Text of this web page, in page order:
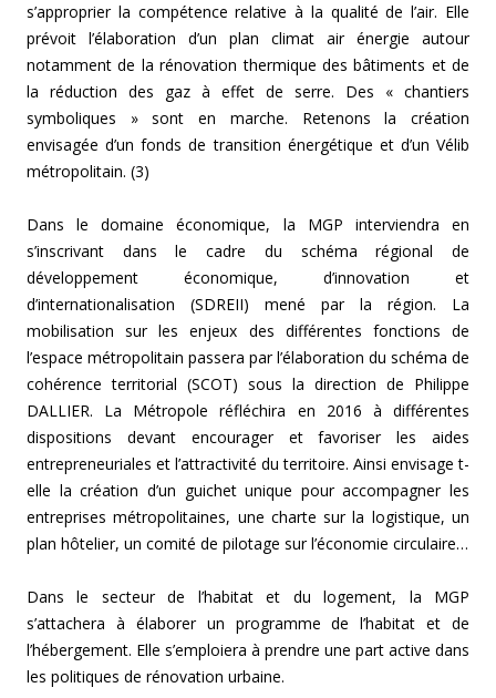
s’approprier la compétence relative à la qualité de l’air. Elle
prévoit l’élaboration d’un plan climat air énergie autour
notamment de la rénovation thermique des bâtiments et de
la réduction des gaz à effet de serre. Des « chantiers
symboliques » sont en marche. Retenons la création
envisagée d’un fonds de transition énergétique et d’un Vélib
métropolitain. (3)
Dans le domaine économique, la MGP interviendra en
s’inscrivant dans le cadre du schéma régional de
développement économique, d’innovation et
d’internationalisation (SDREII) mené par la région. La
mobilisation sur les enjeux des différentes fonctions de
l’espace métropolitain passera par l’élaboration du schéma de
cohérence territorial (SCOT) sous la direction de Philippe
DALLIER. La Métropole réfléchira en 2016 à différentes
dispositions devant encourager et favoriser les aides
entrepreneuriales et l’attractivité du territoire. Ainsi envisage t-
elle la création d’un guichet unique pour accompagner les
entreprises métropolitaines, une charte sur la logistique, un
plan hôtelier, un comité de pilotage sur l’économie circulaire…
Dans le secteur de l’habitat et du logement, la MGP
s’attachera à élaborer un programme de l’habitat et de
l’hébergement. Elle s’emploiera à prendre une part active dans
les politiques de rénovation urbaine.